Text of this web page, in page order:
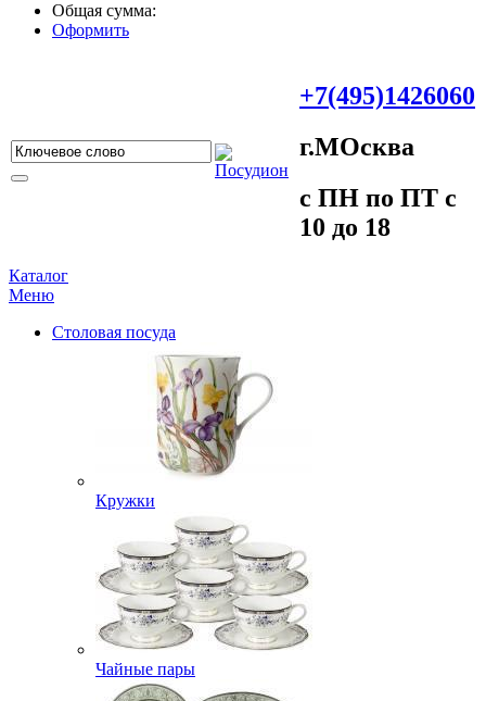
Общая сумма:
Оформить
+7(495)1426060
г.МOсква
c ПH пo ПT c
10 до 18
Каталог
Меню
Столовая посуда
Кружки
Чайные пары